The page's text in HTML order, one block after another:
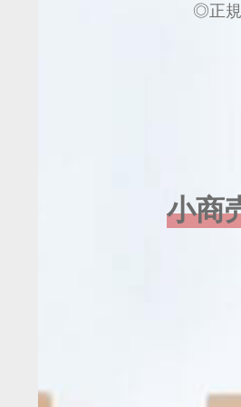
◎正規
小商